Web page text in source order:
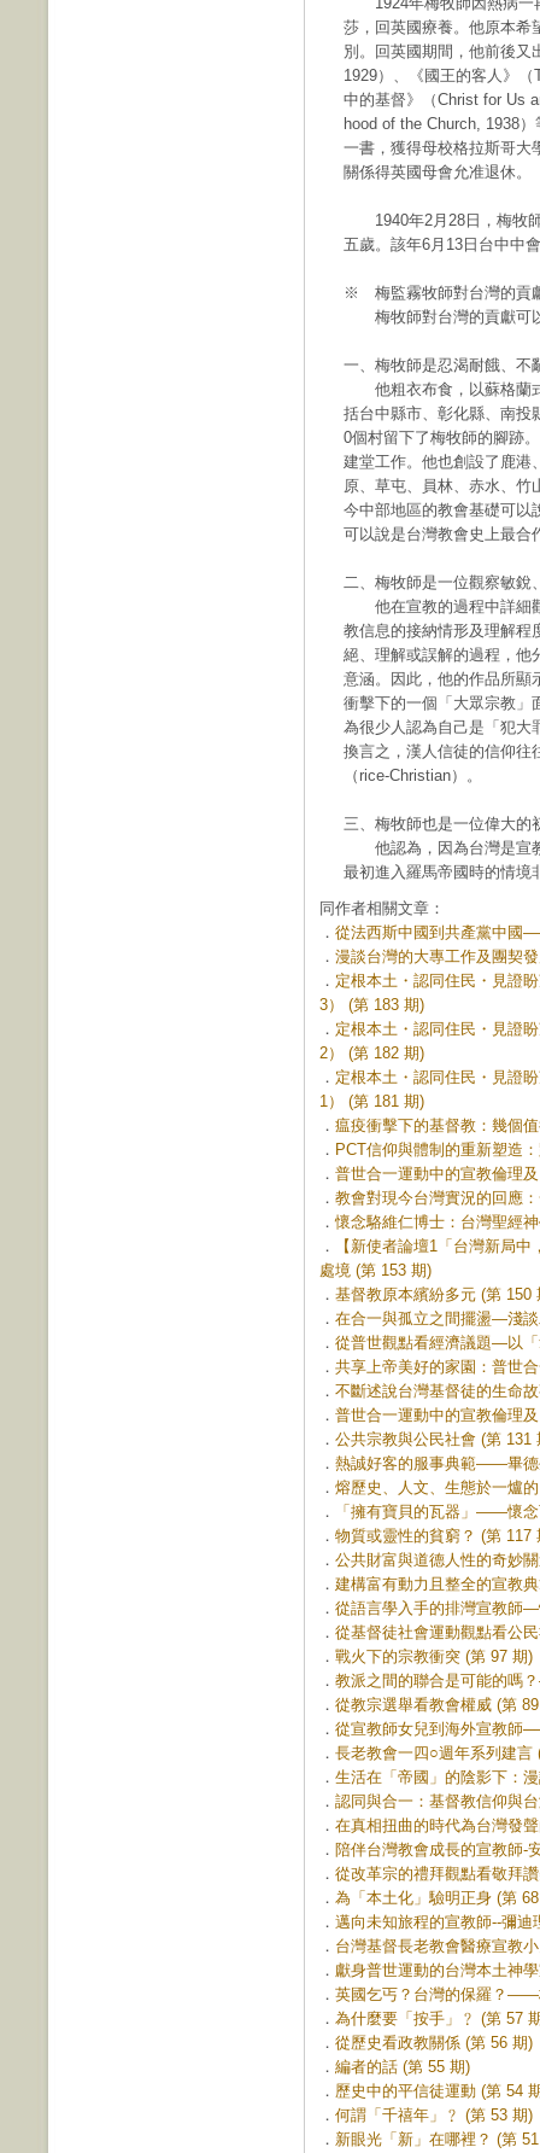
莎，回英國療養。他原本希
別。回英國期間，他前後
1929）、《國王的客人》
中的基督》（Christ for Us
hood of the Church, 1938
一書，獲得母校格拉斯哥大
關係得英國母會允准退休。
1940年2月28日，梅牧師
五歲。該年6月13日台中中
※ 梅監霧牧師對台灣的貢
梅牧師對台灣的貢獻可
一、梅牧師是忍渴耐餓、不
他粗衣布食，以蘇格蘭式
括台中縣市、彰化縣、南投
0個村留下了梅牧師的腳跡
建堂工作。他也創設了鹿港
原、草屯、員林、赤水、竹
今中部地區的教會基礎可以
可以說是台灣教會史上最合
二、梅牧師是一位觀察敏銳
他在宣教的過程中詳細觀
教信息的接納情形及理解程
絕、理解或誤解的過程，他
意涵。因此，他的作品所顯
衝擊下的一個「大眾宗教」
為很少人認為自己是「犯大
換言之，漢人信徒的信仰往
（rice-Christian）。
三、梅牧師也是一位偉大的
他認為，因為台灣是宣
最初進入羅馬帝國時的情境
同作者相關文章：
． 從法西斯中國到共產黨中國
． 漫談台灣的大專工作及團契
． 定根本土・認同住民・見證
3） (第 183 期)
． 定根本土・認同住民・見證
2） (第 182 期)
． 定根本土・認同住民・見證
1） (第 181 期)
． 瘟疫衝擊下的基督教：幾個
． PCT信仰與體制的重新塑造
． 普世合一運動中的宣教倫理
． 教會對現今台灣實況的回應
．懷念駱維仁博士：台灣聖經
．
【新使者論壇1「台灣新局
處境 (第 153 期)
． 基督教原本繽紛多元 (第 150
． 在合一與孤立之間擺盪—淺
． 從普世觀點看經濟議題—以
． 共享上帝美好的家園：普世
． 不斷述說台灣基督徒的生命
． 普世合一運動中的宣教倫理
． 公共宗教與公民社會 (第 131
． 熱誠好客的服事典範——畢德
． 熔歷史、人文、生態於一爐
．
「擁有寶貝的瓦器」——懷
． 物質或靈性的貧窮？ (第 117
． 公共財富與道德人性的奇妙
． 建構富有動力且整全的宣教
． 從語言學入手的排灣宣教師
． 從基督徒社會運動觀點看公
． 戰火下的宗教衝突 (第 97 期)
． 教派之間的聯合是可能的嗎
． 從教宗選舉看教會權威 (第
． 從宣教師女兒到海外宣教師
． 長老教會一四○週年系列建言
． 生活在「帝國」的陰影下：
． 認同與合一：基督教信仰與
． 在真相扭曲的時代為台灣發
． 陪伴台灣教會成長的宣教師-
． 從改革宗的禮拜觀點看敬拜
． 為「本土化」驗明正身 (第
． 邁向未知旅程的宣教師--彌迪
． 台灣基督長老教會醫療宣教
． 獻身普世運動的台灣本土神
． 英國乞丐？台灣的保羅？——
． 為什麼要「按手」﹖ (第 57
． 從歷史看政教關係 (第 56 期)
． 編者的話 (第 55 期)
． 歷史中的平信徒運動 (第 54
． 何謂「千禧年」﹖ (第 53 期)
． 新眼光「新」在哪裡？ (第